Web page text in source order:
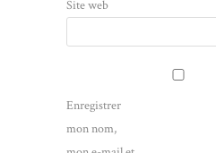
Site web
Enregistrer
mon nom,